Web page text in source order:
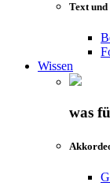
Text
Wissen
was